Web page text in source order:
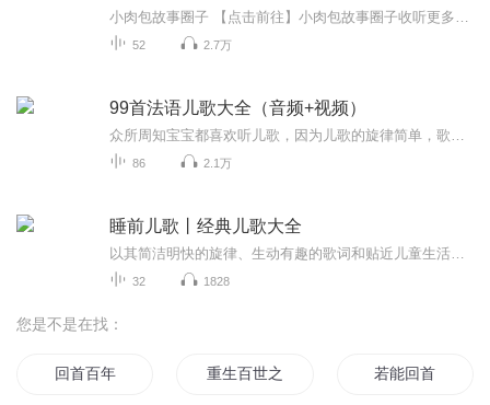
52 2.7万
99首法语儿歌大全（音频+视频）
86 2.1万
睡前儿歌丨经典儿歌大全
32 1828
您是不是在找：
回首百年 重生百世之百世 若能回首